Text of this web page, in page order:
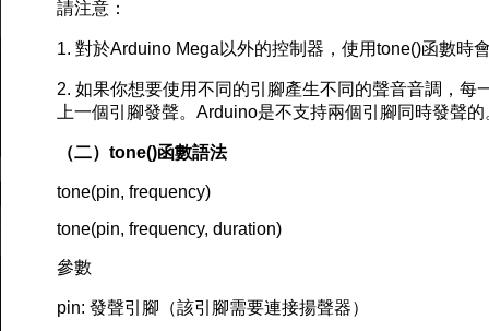
請注意：
1. 對於Arduino Mega以外的控制器，使用tone()函數時
2. 如果你想要使用不同的引腳產生不同的聲音音調，
上一個引腳發聲。Arduino是不支持兩個引腳同時發聲的
（二）tone()函數語法
tone(pin, frequency)
tone(pin, frequency, duration)
參數
pin: 發聲引腳（該引腳需要連接揚聲器）